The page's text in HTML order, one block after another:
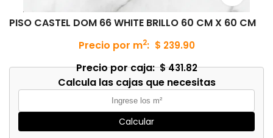
PISO CASTEL DOM 66 WHITE BRILLO 60 CM X 60 CM
Precio por m2: $ 239.90
Precio por caja: $ 431.82
Calcula las cajas que necesitas
Calcular